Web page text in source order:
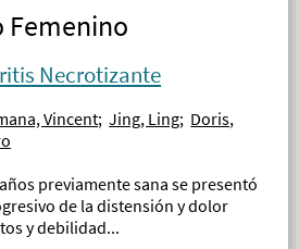
Femenino
Necrotizante
Vincent; Jing, Ling; Doris,
previamente sana se presentó
de la distensión y dolor
y debilidad...